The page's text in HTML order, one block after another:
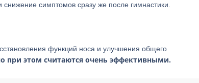
симптомов сразу же после гимнастики.
функций носа и улучшения общего
при этом считаются очень эффективными.